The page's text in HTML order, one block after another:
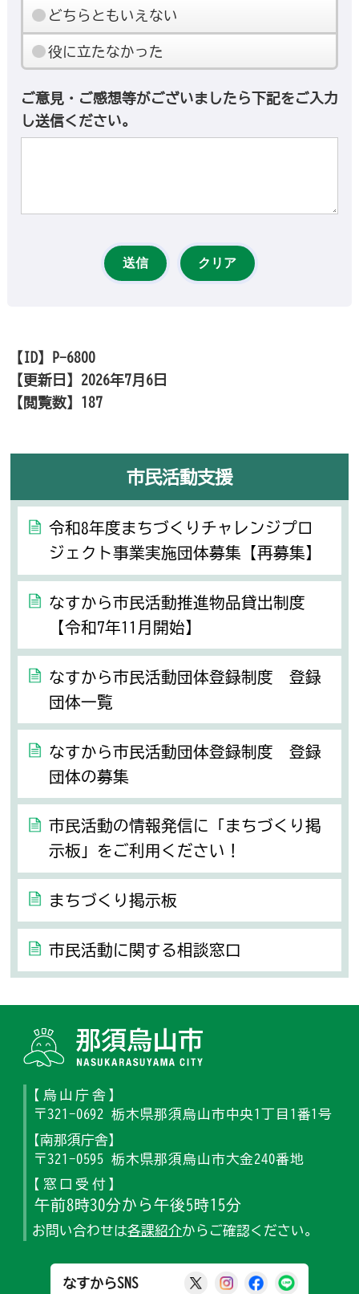
どちらともいえない
役に立たなかった
ご意見・ご感想等がございましたら下記をご入力
し送信ください。
【ID】
P-6800
【更新日】 2026年7月6日
【閲覧数】 187
市民活動支援
令和8年度まちづくりチャレンジプロ
ジェクト事業実施団体募集【再募集】
なすから市民活動推進物品貸出制度
【令和7年11月開始】
なすから市民活動団体登録制度 登録
団体一覧
なすから市民活動団体登録制度 登録
団体の募集
市民活動の情報発信に「まちづくり掲
示板」をご利用ください！
まちづくり掲示板
市民活動に関する相談窓口
【烏山庁舎】
〒321-0692 栃木県那須烏山市中央1丁目1番1号
【南那須庁舎】
〒321-0595 栃木県那須烏山市大金240番地
【窓口受付】
午前8時30分から午後5時15分
お問い合わせは各課紹介からご確認ください。
なすからSNS 那須烏山市公式X
那須烏山市公式
那須烏山市